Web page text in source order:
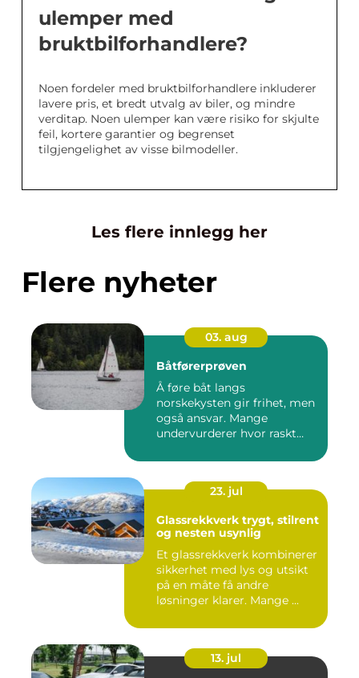
ulemper med
bruktbilforhandlere?
Noen fordeler med bruktbilforhandlere inkluderer
lavere pris, et bredt utvalg av biler, og mindre
verditap. Noen ulemper kan være risiko for skjulte
feil, kortere garantier og begrenset
tilgjengelighet av visse bilmodeller.
Les flere innlegg her
Flere nyheter
03. aug
Båtførerprøven
Å føre båt langs
norskekysten gir frihet, men
også ansvar. Mange
undervurderer hvor raskt
23. jul
Glassrekkverk trygt, stilrent
og nesten usynlig
Et glassrekkverk kombinerer
sikkerhet med lys og utsikt
på en måte få andre
løsninger klarer. Mange ...
13. jul